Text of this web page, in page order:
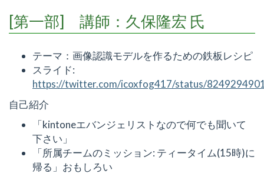
[第一部] 講師：久保隆宏 氏
テーマ：画像認識モデルを作るための鉄板レシピ
スライド:
https://twitter.com/icoxfog417/status/
自己紹介
「kintoneエバンジェリストなので何でも聞いて
下さい」
「所属チームのミッション: ティータイム(15時)に
帰る」おもしろい